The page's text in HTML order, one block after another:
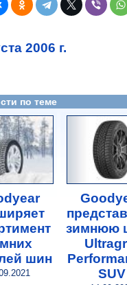
2006 г.
по теме
шин
зимнюю
SUV